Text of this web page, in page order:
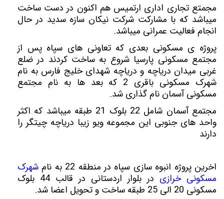
مجمتع تجاری اداری ارتمیس هم اکنون در دست ساخت
میباشد که با مشارکت شرکت نیکان سازه سدید در حال
انجام فعالیت عمرانی میباشد.
پروژه ی مسکونی بعدی که تعاونی های سپاه پس از
مجتمع مسکونی پارسیا شروع به ساخت کردند در ضلع
غربی میدان دریاچه و دریاچه شهدای خلیج فارس به نام
شهرک مسکونی باقری 2 که بعد ها به نام مجتمع
مسکونی آسمان نام گذاری شد.
مجتمع آسمان شامل 22 بلوک 21 طبقه میباشد که اکثر
واحد های جنوبی این مجموعه ویو زیبا دریاچه چیتگر را
دارند
اخرین پروژه انبوه سازی سپاه در منطقه 22 به نام
شهرک
مسکونی خرازی
در بلوار اردستانی در قالب 44 بلوک
مسکونی 20 الی 25 طبقه ساخت و تحویل اعضا شد.